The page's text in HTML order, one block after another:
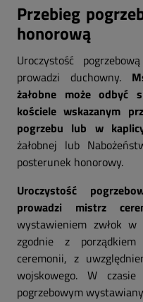
Przebieg
honorową
Uroczystość
prowadzi duchowny.
żałobne może odbyć
kościele wskazanym
pogrzebu lub w
żałobnej lub
posterunek honorowy.
Uroczystość
prowadzi mistrz
wystawieniem zwłok w
zgodnie z
ceremonii, z
wojskowego. W
pogrzebowym